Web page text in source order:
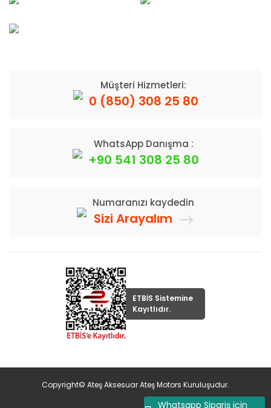
Whatsapp Sipariş için
Müşteri Hizmetleri:
0 (850) 308 25 80
WhatsApp Danışma :
+90 541 308 25 80
Numaranızı kaydedin
Sizi Arayalım
ETBİS Sistemine
Kayıtlıdır.
Copyright© Ateş Aksesuar Ateş Motors Kuruluşudur.